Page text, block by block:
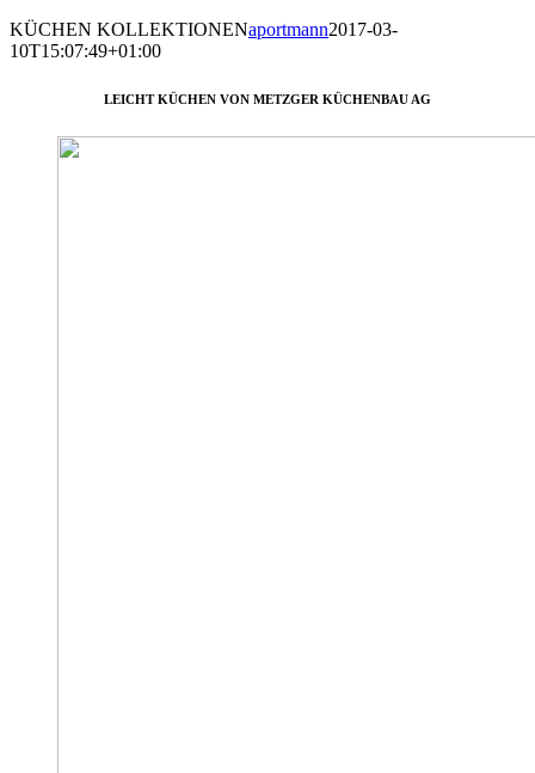
KÜCHEN KOLLEKTIONENaportmann2017-03-
10T15:07:49+01:00
LEICHT KÜCHEN VON METZGER KÜCHENBAU AG